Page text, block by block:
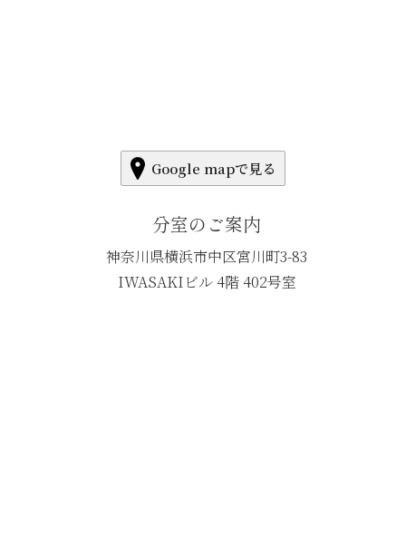
Google mapで見る
分室のご案内
神奈川県横浜市中区宮川町3-83
IWASAKIビル 4階 402号室